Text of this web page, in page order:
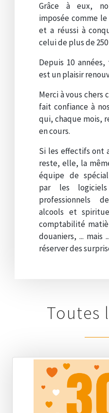
Grâce à eux,
imposée comme
et a réussi à
celui de plus de
Depuis 10
est un plaisir
Merci à vous chers
fait confiance à
qui, chaque mois,
en cours.
Si les effectifs ont
reste, elle, la
équipe de
par les
professionnels
alcools et
comptabilité
douaniers, ... mais
réserver des
Toutes